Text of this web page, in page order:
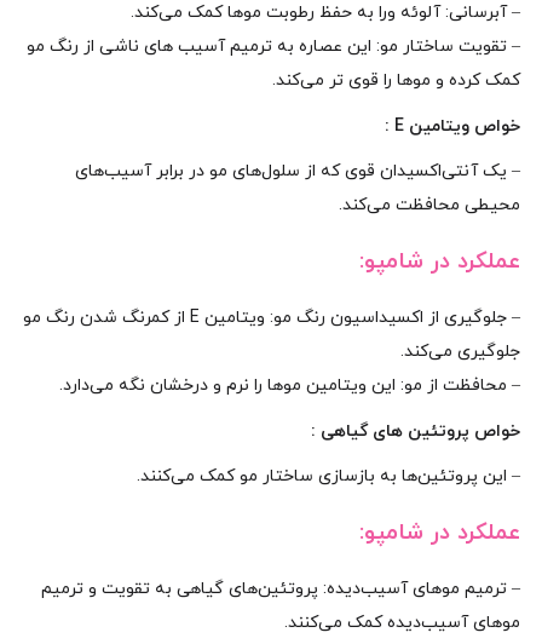
– آبرسانی: آلوئه‌ ورا به حفظ رطوبت موها کمک می‌کند.
– تقویت ساختار مو: این عصاره به ترمیم آسیب‌ های ناشی از رنگ مو
کمک کرده و موها را قوی‌ تر می‌کند.
خواص ویتامین E :
– یک آنتی‌اکسیدان قوی که از سلول‌های مو در برابر آسیب‌های
محیطی محافظت می‌کند.
عملکرد در شامپو:
– جلوگیری از اکسیداسیون رنگ مو: ویتامین E از کمرنگ شدن رنگ مو
جلوگیری می‌کند.
– محافظت از مو: این ویتامین موها را نرم و درخشان نگه می‌دارد.
خواص پروتئین‌ های گیاهی :
– این پروتئین‌ها به بازسازی ساختار مو کمک می‌کنند.
عملکرد در شامپو:
– ترمیم موهای آسیب‌دیده: پروتئین‌های گیاهی به تقویت و ترمیم
موهای آسیب‌دیده کمک می‌کنند.